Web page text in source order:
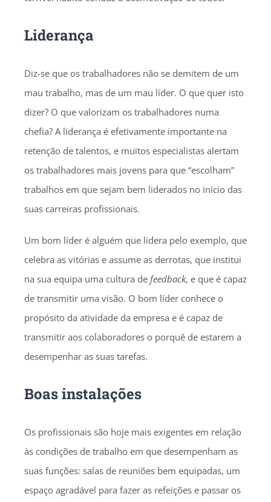
Liderança
Diz-se que os trabalhadores não se demitem de um
mau trabalho, mas de um mau líder. O que quer isto
dizer? O que valorizam os trabalhadores numa
chefia? A liderança é efetivamente importante na
retenção de talentos, e muitos especialistas alertam
os trabalhadores mais jovens para que “escolham”
trabalhos em que sejam bem liderados no início das
suas carreiras profissionais.
Um bom líder é alguém que lidera pelo exemplo, que
celebra as vitórias e assume as derrotas, que institui
na sua equipa uma cultura de feedback, e que é capaz
de transmitir uma visão. O bom líder conhece o
propósito da atividade da empresa e é capaz de
transmitir aos colaboradores o porquê de estarem a
desempenhar as suas tarefas.
Boas instalações
Os profissionais são hoje mais exigentes em relação
às condições de trabalho em que desempenham as
suas funções: salas de reuniões bem equipadas, um
espaço agradável para fazer as refeições e passar os